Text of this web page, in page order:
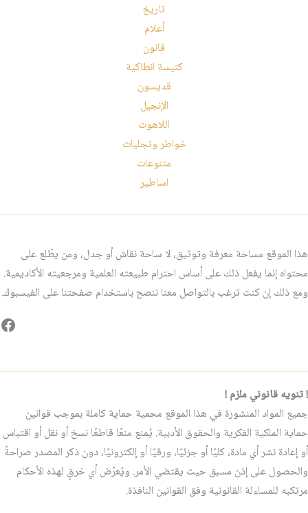
تاريخ
أعلام
قانون
كنيسة انطاكية
قديسون
الإنجيل
اللاهوت
خواطر وتجليات
متنوعات
اساطير
هذا الموقع مساحة معرفة وتوثيق، لا ساحة نقاش أو جدل، ومن يطّلع على
محتواه إنما يفعل ذلك على أساس احترام طبيعته العلمية ومرجعيته الأكاديمية.
ومع ذلك إن كنت ترغب بالتواصل معنا ننصح باستخدام صفحتنا على الفيسبوك.
! تنويه قانوني ملزم !
جميع المواد المنشورة في هذا الموقع محمية حماية كاملة بموجب قوانين
حماية الملكية الفكرية والحقوق الأدبية. يُمنع منعًا قاطعًا نسخ أو نقل أو اقتباس
أو إعادة نشر أي مادة، كليًا أو جزئيًا، ورقيًا أو إلكترونيًا، دون ذكر المصدر صراحةً
والحصول على إذن مسبق حيث يقتضي الأمر. ويُعرّض أي خرقٍ لهذه الأحكام
مرتكبه للمساءلة القانونية وفق القوانين النافذة.